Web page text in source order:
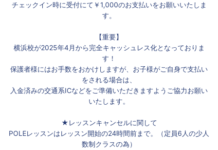
チェックイン時に受付にて￥1,000のお支払いをお願いいたしま
す。
【重要】
横浜校が2025年4月から完全キャッシュレス化となっておりま
す！
保護者様にはお手数をおかけしますが、お子様がご自身で支払い
をされる場合は、
入金済みの交通系ICなどをご準備いただきますようご協力お願い
いたします。
★レッスンキャンセルに関して
POLEレッスンはレッスン開始の24時間前まで。（定員6人の少人
数制クラスの為）